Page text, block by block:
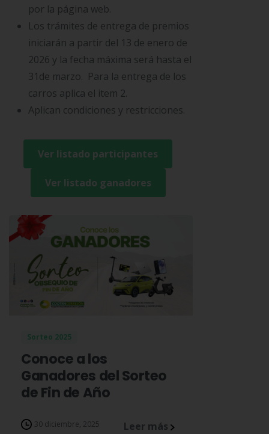
por la página web.
Los trámites de entrega de premios
iniciarán a partir del 13 de enero de
2026 y la fecha máxima será hasta el
31de marzo. Para la entrega de los
carros aplica el item 2.
Aplican condiciones y restricciones.
Ver listado participantes
Ver listado ganadores
Sorteo 2025
Conoce a los
Ganadores del Sorteo
de Fin de Año
30 diciembre, 2025 Leer más